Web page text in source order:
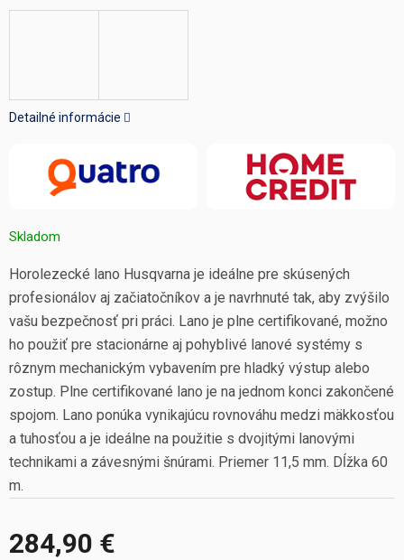
284,90 €
Skladom
Horolezecké lano Husqvarna je ideálne pre skúsených
profesionálov aj začiatočníkov a je navrhnuté tak, aby zvýšilo
vašu bezpečnosť pri práci. Lano je plne certifikované, možno
ho použiť pre stacionárne aj pohyblivé lanové systémy s
rôznym mechanickým vybavením pre hladký výstup alebo
zostup. Plne certifikované lano je na jednom konci zakončené
spojom. Lano ponúka vynikajúcu rovnováhu medzi mäkkosťou
a tuhosťou a je ideálne na použitie s dvojitými lanovými
technikami a závesnými šnúrami. Priemer 11,5 mm. Dĺžka 60
m.
Detailné informácie